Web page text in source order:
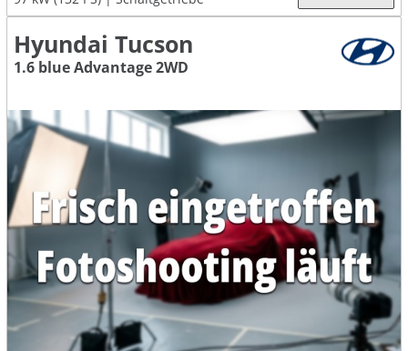
Hyundai Tucson
1.6 blue Advantage 2WD